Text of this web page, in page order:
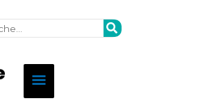
Menu
principal